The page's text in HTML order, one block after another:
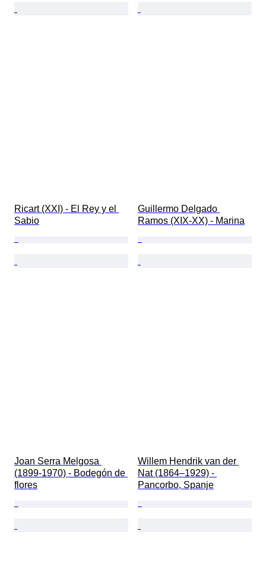
Ricart (XXI) - El Rey y el
Sabio
Guillermo Delgado
Ramos (XIX-XX) - Marina
Joan Serra Melgosa
(1899-1970) - Bodegón de
flores
Willem Hendrik van der
Nat (1864–1929) -
Pancorbo, Spanje